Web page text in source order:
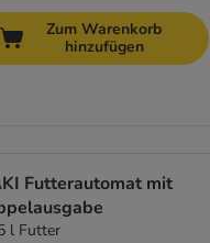
Zum Warenkorb
hinzufügen
Futterautomat mit
l Futter